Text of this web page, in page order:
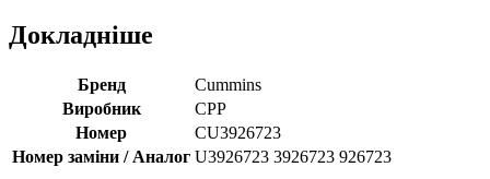
Докладніше
Бренд
Cummins
Виробник
CPP
Номер
CU3926723
Номер заміни / Аналог U3926723 3926723 926723